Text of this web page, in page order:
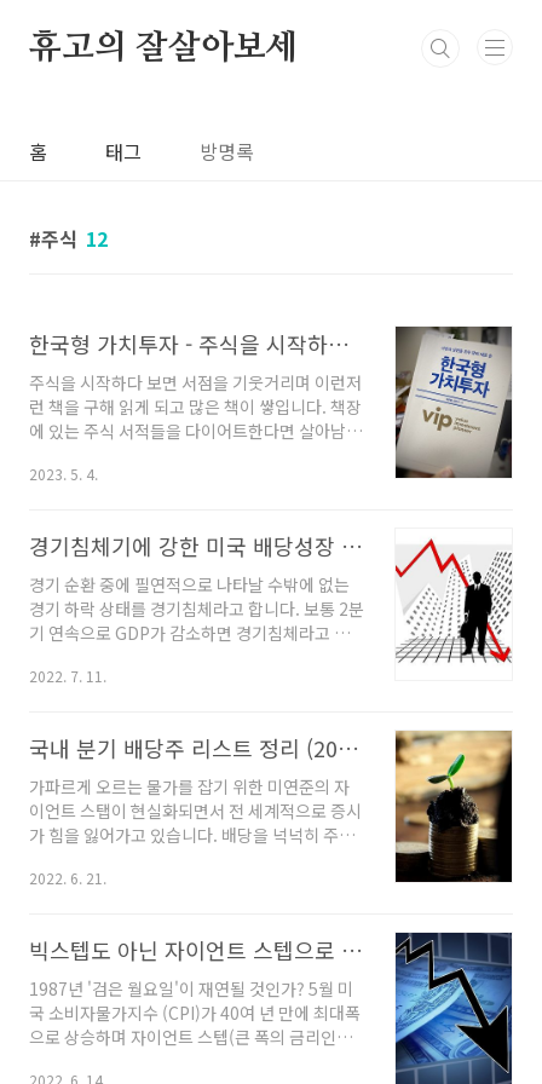
휴고의 잘살아보세
홈 태그 방명록
주식 12
한국형 가치투자 - 주식을 시작하는 사람에게 꼭 추천하고 싶은 책
주식을 시작하다 보면 서점을 기웃거리며 이런저
런 책을 구해 읽게 되고 많은 책이 쌓입니다. 책장
에 있는 주식 서적들을 다이어트한다면 살아남을
한 권은 남기고 싶습니다. 바로 VIP 자산운용의
의 투자를 하고 있는 하수 중에서도 하수라는 점
을 꼭 기억해 주십시오 * 책의 구성 책은 총 4부,
10장으로 이뤄져 있습니다. 유튜브를 통해 자주
보는 최준철 대표는 워낙 달변에 다독을 하는 분
이라 글도 가독성이 매우 높아서 반나절 카페에
서 시간 내어 한 권 다 읽을 수 있을 정도입니다.
2023. 5. 4.
경기침체기에 강한 미국 배당성장 ETF 알아보기
경기 순환 중에 필연적으로 나타날 수밖에 없는
경기 하락 상태를 경기침체라고 합니다. 보통 2분
기 연속으로 GDP가 감소하면 경기침체라고 판
의 전반적인 상태가 나빠지며 이를 불황이라고
와 불황에 강한 미국 배당성장 ETF 작년 말부터
주식시장에 관심을 갖기 시작해서 처음 진입하신
분들을 포함해서 많은 투자자들이 평가 손해를
보고 계실 것이라고 생각합니다. '돈나무 언니'라
는 국내 별명을 얻고 있는 아크 인베스트먼트의
창업자 캐시 우드는 미국은 이미 경기침체기
가운데, 이미 투..
2022. 7. 11.
국내 분기 배당주 리스트 정리 (2022년 신규 분기 배당주 포함)
가파르게 오르는 물가를 잡기 위한 미연준의 자
이언트 스탭이 현실화되면서 전 세계적으로 증시
가 힘을 잃어가고 있습니다. 배당을 넉넉히 주는
로 힘든 시기를 버텨내시길 바라면서 국내의 분
지분 비율에 따라 현금 또는 주식으로 나눠주는
것을 말합니다. 기업은 합법적인 방법으로도 얼
마든지 재무제표를 좋아 보이게 만들 수 있지만,
배당금만큼은 어떻게 할 수 없습니다. 기업 입장
에서 이익금의 일부를 현금으로 지출하는 것이기
때문에, 꾸준히 배당을 하며 매년 조금씩 배당금
2022. 6. 21.
빅스텝도 아닌 자이언트 스텝으로 검은 월요일 공포 엄습
1987년 '검은 월요일'이 재연될 것인가? 5월 미
국 소비자물가지수 (CPI)가 40여 년 만에 최대폭
으로 상승하며 자이언트 스텝(큰 폭의 금리인상)
2022. 6. 14.